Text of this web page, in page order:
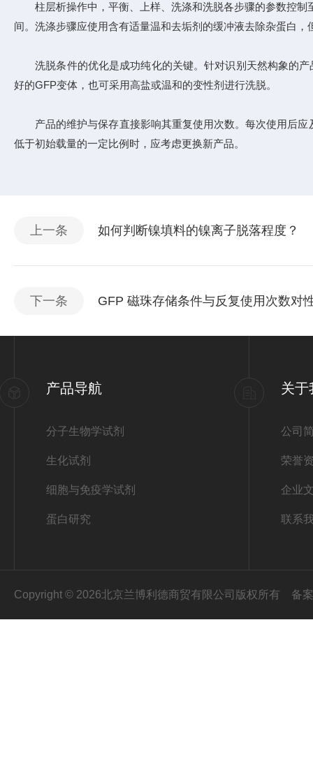
柱层析操作中，平衡、上样、洗涤和洗脱各步骤的参数控制
间。洗涤步骤应使用含有适量温和去垢剂的缓冲液去除杂蛋白
洗脱条件的优化是成功纯化的关键。针对识别天然构象的产
好的GFP变体，也可采用高盐或温和的变性剂进行洗脱。
产品的维护与保存直接影响其重复使用次数。每次使用后应
低于初始载量的一定比例时，应考虑更换新产品。
上一条 如何判断镍填料的镍离子脱落程度？
下一条 GFP 磁珠存储条件与反复使用次数对
产品导航
分子生物学试剂
生化试剂
细胞与免疫学试剂
蛋白研究
关于
公司
荣誉
企业
联系
Copyright © 2026北京兰博利德商贸有限公司版权所有 备